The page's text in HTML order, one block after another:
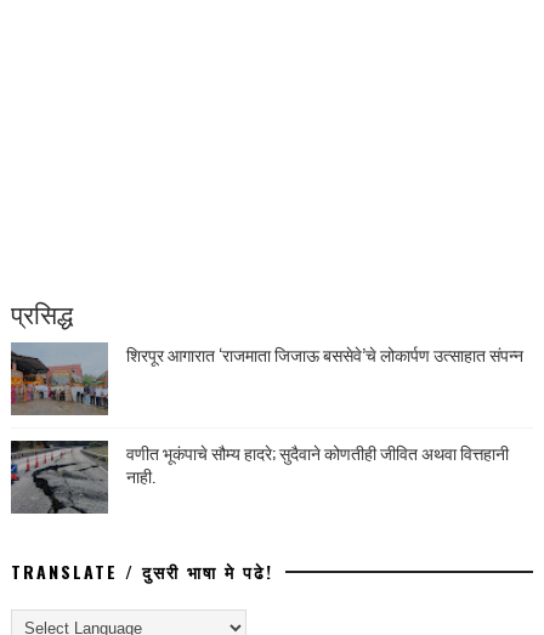
प्रसिद्ध
शिरपूर आगारात ‘राजमाता जिजाऊ बससेवे’चे लोकार्पण उत्साहात संपन्न
वणीत भूकंपाचे सौम्य हादरे; सुदैवाने कोणतीही जीवित अथवा वित्तहानी
नाही.
TRANSLATE / दुसरी भाषा मे पढे!